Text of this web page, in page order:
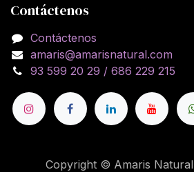
Contáctenos
Contáctenos
amaris@amarisnatural.com
93 599 20 29 / 686 229 215
Copyright © Amaris